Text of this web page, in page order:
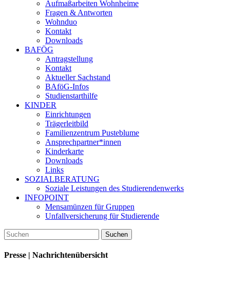
Aufmaßarbeiten Wohnheime
Fragen & Antworten
Wohnduo
Kontakt
Downloads
BAFÖG
Antragstellung
Kontakt
Aktueller Sachstand
BAföG-Infos
Studienstarthilfe
KINDER
Einrichtungen
Trägerleitbild
Familienzentrum Pusteblume
Ansprechpartner*innen
Kinderkarte
Downloads
Links
SOZIALBERATUNG
Soziale Leistungen des Studierendenwerks
INFOPOINT
Mensamünzen für Gruppen
Unfallversicherung für Studierende
Presse | Nachrichtenübersicht